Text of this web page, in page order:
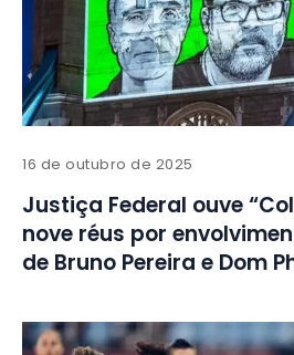
16 de outubro de 2025
Justiça Federal ouve
nove réus por
de Bruno Pereira e Dom